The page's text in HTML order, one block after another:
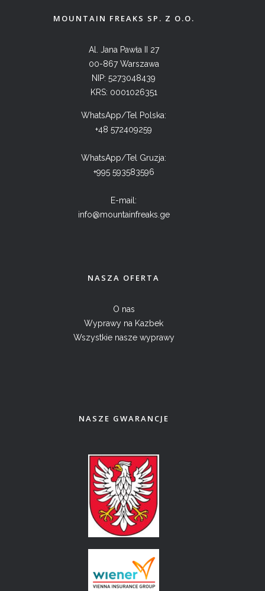
MOUNTAIN FREAKS SP. Z O.O.
Al. Jana Pawła II 27
00-867 Warszawa
NIP: 5273048439
KRS: 0001026351
WhatsApp/Tel Polska:
+48 572409259
WhatsApp/Tel Gruzja:
+995 593583596
E-mail:
info@mountainfreaks.ge
NASZA OFERTA
O nas
Wyprawy na Kazbek
Wszystkie nasze wyprawy
NASZE GWARANCJE